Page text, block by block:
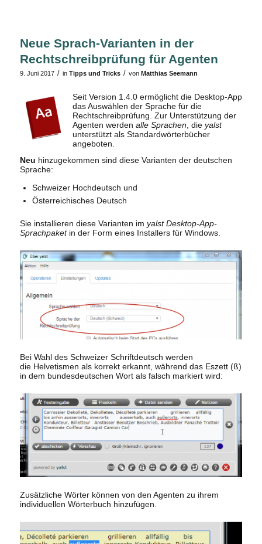
Neue Sprach-Varianten in der
Rechtschreibprüfung für Agenten
9. Juni 2017 / in Tipps und Tricks / von Matthias Seemann
Seit Version 1.4.0 ermöglicht die Desktop-App
das Auswählen der Sprache für die
Rechtschreibprüfung. Zur Unterstützung der
Agenten werden alle Sprachen, die yalst
unterstützt als Standardwörterbücher
angeboten.
Neu hinzugekommen sind diese Varianten der deutschen
Sprache:
Schweizer Hochdeutsch und
Österreichisches Deutsch
Sie installieren diese Varianten im yalst Desktop-App-
Sprachpaketin der Form eines Installers für Windows.
Bei Wahl des Schweizer Schriftdeutsch werden
die Helvetismen als korrekt erkannt, während das Eszett (ß)
in dem bundesdeutschen Wort als falsch markiert wird:
Zusätzliche Wörter können von den Agenten zu ihrem
individuellen Wörterbuch hinzufügen.